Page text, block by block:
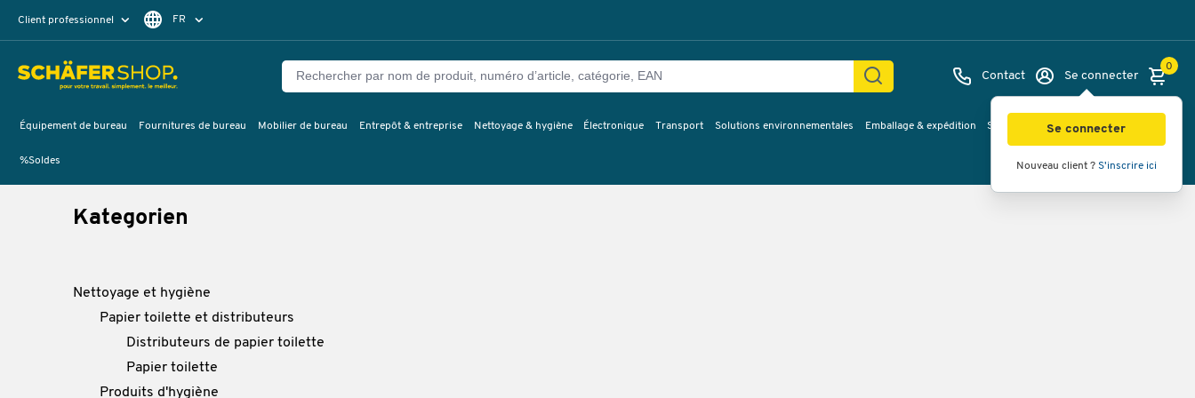
Client professionnel FR
EN Contact Se connecter
Se connecter
Nouveau client ? S'inscrire ici
0
Équipement de bureau Fournitures de bureau Mobilier de bureau Entrepôt & entreprise Nettoyage & hygiène Électronique Transport Solutions environnementales Emballage & expédition Service & Planification Inspirations
%Soldes
Kategorien
Nettoyage et hygiène
Papier toilette et distributeurs
Distributeurs de papier toilette
Papier toilette
Produits d'hygiène